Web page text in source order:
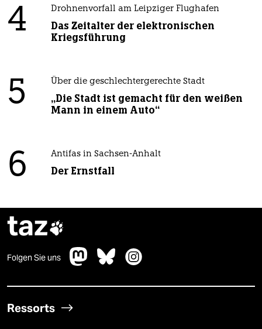
4 Drohnenvorfall am Leipziger Flughafen
Das Zeitalter der elektronischen
Kriegsführung
5 Über die geschlechtergerechte Stadt
„Die Stadt ist gemacht für den weißen
Mann in einem Auto“
6 Antifas in Sachsen-Anhalt
Der Ernstfall
taz
Folgen Sie uns
Ressorts